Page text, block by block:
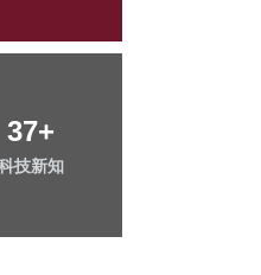
225+
健康